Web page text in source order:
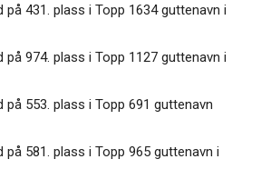
på 431. plass i Topp 1634 guttenavn i
på 974. plass i Topp 1127 guttenavn i
på 553. plass i Topp 691 guttenavn
på 581. plass i Topp 965 guttenavn i